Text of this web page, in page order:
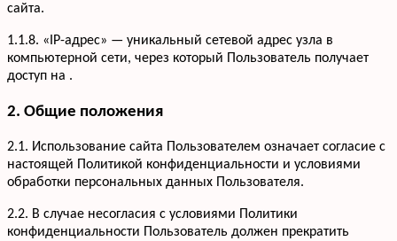
сайта.
1.1.8. «IP-адрес» — уникальный сетевой адрес узла в
компьютерной сети, через который Пользователь получает
доступ на .
2. Общие положения
2.1. Использование сайта Пользователем означает согласие с
настоящей Политикой конфиденциальности и условиями
обработки персональных данных Пользователя.
2.2. В случае несогласия с условиями Политики
конфиденциальности Пользователь должен прекратить